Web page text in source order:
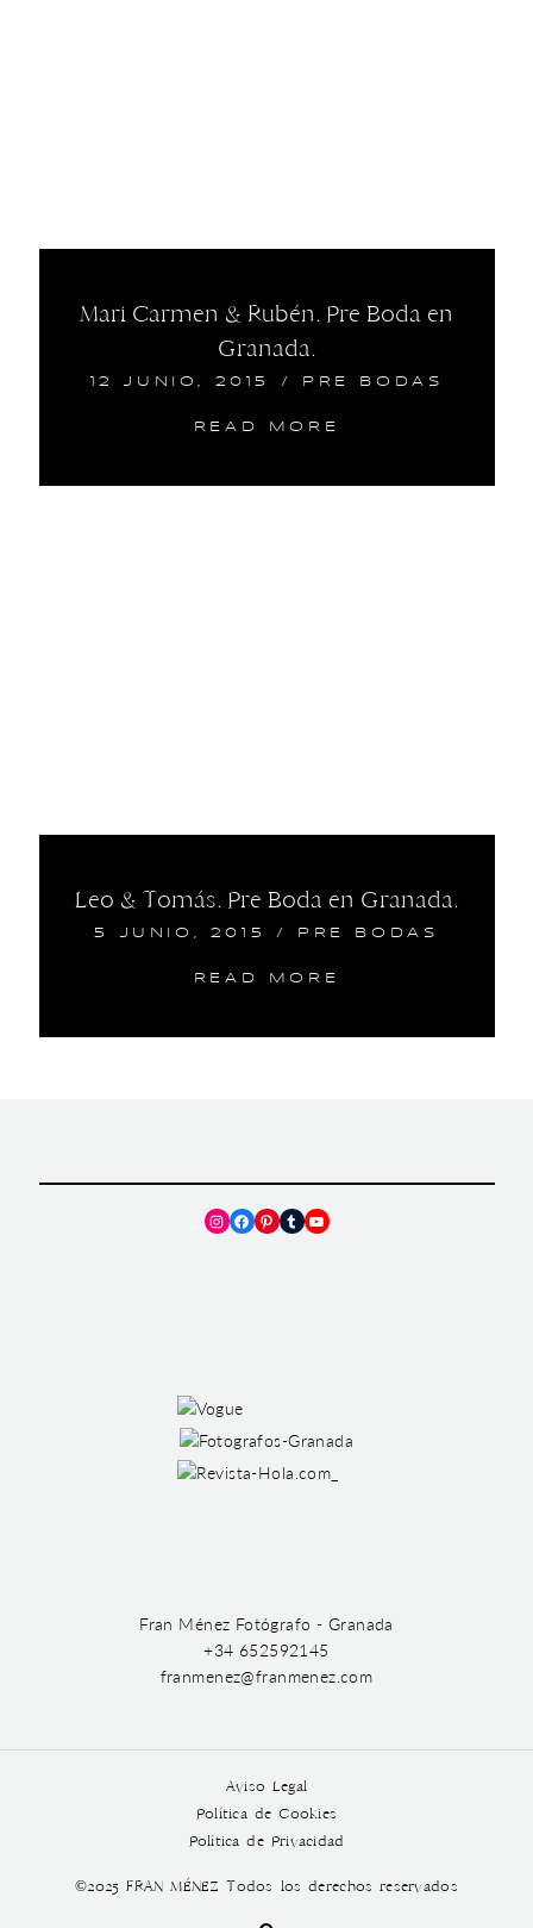
Mari Carmen & Rubén. Pre Boda en
Granada.
12 JUNIO, 2015 / PRE BODAS
READ MORE
Leo & Tomás. Pre Boda en Granada.
5 JUNIO, 2015 / PRE BODAS
READ MORE
Instagram
Facebook
Pinterest
TumblrYouTube
Fran Ménez Fotógrafo - Granada
+34 652592145
franmenez@franmenez.com
Aviso Legal
Política de Cookies
Política de Privacidad
©2025 FRAN MÉNEZ Todos los derechos reservados